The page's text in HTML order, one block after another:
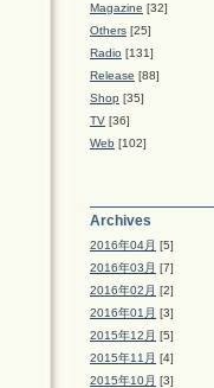
Magazine [32]
Others [25]
Radio [131]
Release [88]
Shop [35]
TV [36]
Web [102]
Archives
2016年04月 [5]
2016年03月 [7]
2016年02月 [2]
2016年01月 [3]
2015年12月 [5]
2015年11月 [4]
2015年10月 [3]